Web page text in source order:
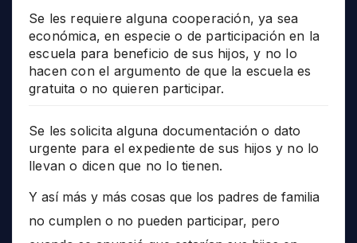
Se les requiere alguna cooperación, ya sea
económica, en especie o de participación en la
escuela para beneficio de sus hijos, y no lo
hacen con el argumento de que la escuela es
gratuita o no quieren participar.
Se les solicita alguna documentación o dato
urgente para el expediente de sus hijos y no lo
llevan o dicen que no lo tienen.
Y así más y más cosas que los padres de familia
no cumplen o no pueden participar, pero